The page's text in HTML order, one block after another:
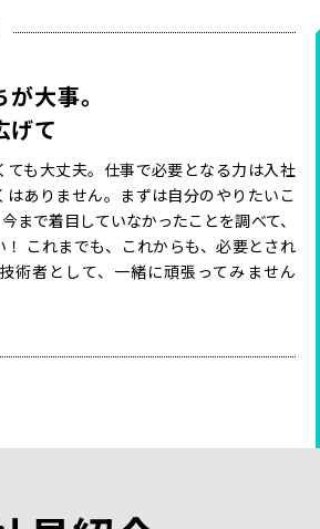
大事。
げて
ても大丈夫。仕事で必要となる力は入社
はありません。まずは自分のやりたいこ
まで着目していなかったことを調べて、
これまでも、これからも、必要とされ
術者として、一緒に頑張ってみません